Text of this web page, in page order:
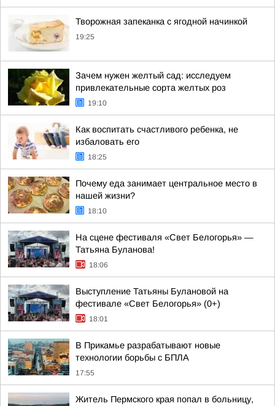
Творожная запеканка с ягодной начинкой
19:25
Зачем нужен желтый сад: исследуем
привлекательные сорта желтых роз
19:10
Как воспитать счастливого ребенка, не
избаловать его
18:25
Почему еда занимает центральное место в
нашей жизни?
18:10
На сцене фестиваля «Свет Белогорья» —
Татьяна Буланова!
18:06
Выступление Татьяны Булановой на
фестивале «Свет Белогорья» (0+)
18:01
В Прикамье разрабатывают новые
технологии борьбы с БПЛА
17:55
Житель Пермского края попал в больницу,